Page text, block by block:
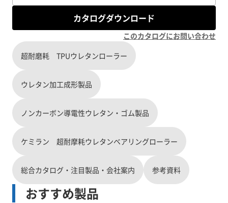
カタログダウンロード
このカタログにお問い合わせ
超耐磨耗 TPUウレタンローラー
ウレタン加工成形製品
ノンカーボン導電性ウレタン・ゴム製品
ケミラン 超耐摩耗ウレタンベアリングローラー
総合カタログ・注目製品・会社案内 参考資料
おすすめ製品